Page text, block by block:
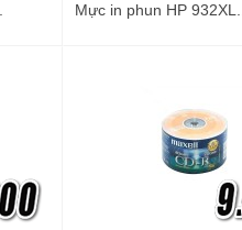
Mực in phun HP 932XL...